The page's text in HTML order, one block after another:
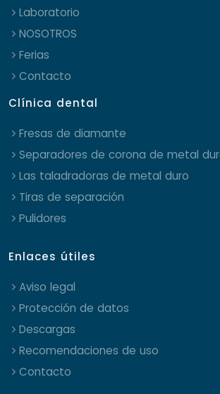
Laboratorio
NOSOTROS
Ferias
Contacto
Clínica dental
Fresas de diamante
Separadores de corona de metal
Las taladradoras de metal duro
Tiras de separación
Pulidores
Enlaces útiles
Aviso legal
Protección de datos
Descargas
Recomendaciones de uso
Contacto